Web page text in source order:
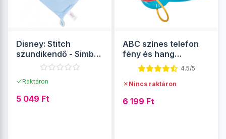
Disney: Stitch
szundikendő - Simba
✓Raktáron
5 049 Ft
ABC színes telefon
fény és hang
effektekkel - Simba
Toys
4.5/5
✗ Nincs raktáron
6 199 Ft